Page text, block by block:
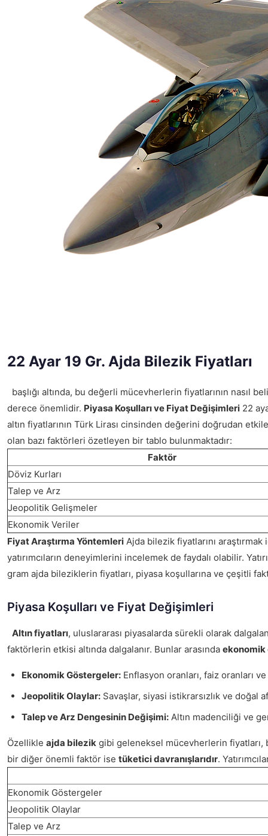
22 Ayar 19 Gr. Ajda Bilezik Fiyatları
başlığı altında, bu değerli mücevherlerin fiyatlarının nasıl
derece önemlidir. Piyasa Koşulları ve Fiyat Değişimleri 22
altın fiyatlarının Türk Lirası cinsinden değerini doğrudan
olan bazı faktörleri özetleyen bir tablo bulunmaktadır:
Faktör
Döviz Kurları
Talep ve Arz
Jeopolitik Gelişmeler
Ekonomik Veriler
Fiyat Araştırma Yöntemleri Ajda bilezik fiyatlarını
yatırımcıların deneyimlerini incelemek de faydalı olabilir.
gram ajda bileziklerin fiyatları, piyasa koşullarına ve çeşitli
Piyasa Koşulları ve Fiyat Değişimleri
Altın fiyatları, uluslararası piyasalarda sürekli olarak
faktörlerin etkisi altında dalgalanır. Bunlar arasında
Ekonomik Göstergeler: Enflasyon oranları, faiz oranları
Jeopolitik Olaylar: Savaşlar, siyasi istikrarsızlık ve doğal
Talep ve Arz Dengesinin Değişimi: Altın madenciliği ve
Özellikle ajda bilezik gibi geleneksel mücevherlerin fiyatları,
bir diğer önemli faktör ise tüketici davranışlarıdır.
Ekonomik Göstergeler
Jeopolitik Olaylar
Talep ve Arz